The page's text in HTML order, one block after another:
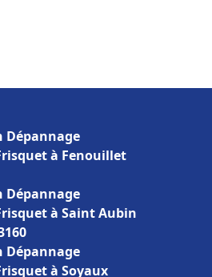
à Fenouillet
à Saint Aubin
à Soyaux